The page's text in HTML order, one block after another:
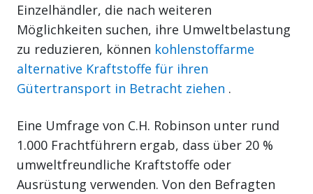
Einzelhändler, die nach weiteren
Möglichkeiten suchen, ihre Umweltbelastung
zu reduzieren, können kohlenstoffarme
alternative Kraftstoffe für ihren
Gütertransport in Betracht ziehen .
Eine Umfrage von C.H. Robinson unter rund
1.000 Frachtführern ergab, dass über 20 %
umweltfreundliche Kraftstoffe oder
Ausrüstung verwenden. Von den Befragten